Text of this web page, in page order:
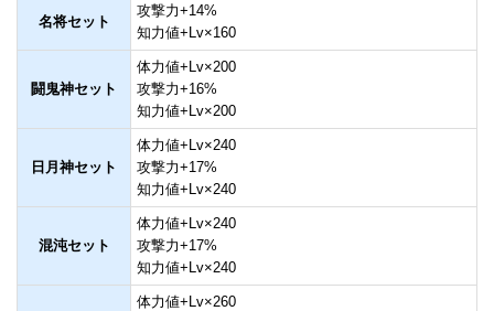
名将セット
攻撃力+14%
知力値+Lv×160
闘鬼神セット
体力値+Lv×200
攻撃力+16%
知力値+Lv×200
日月神セット
体力値+Lv×240
攻撃力+17%
知力値+Lv×240
混沌セット
体力値+Lv×240
攻撃力+17%
知力値+Lv×240
体力値+Lv×260